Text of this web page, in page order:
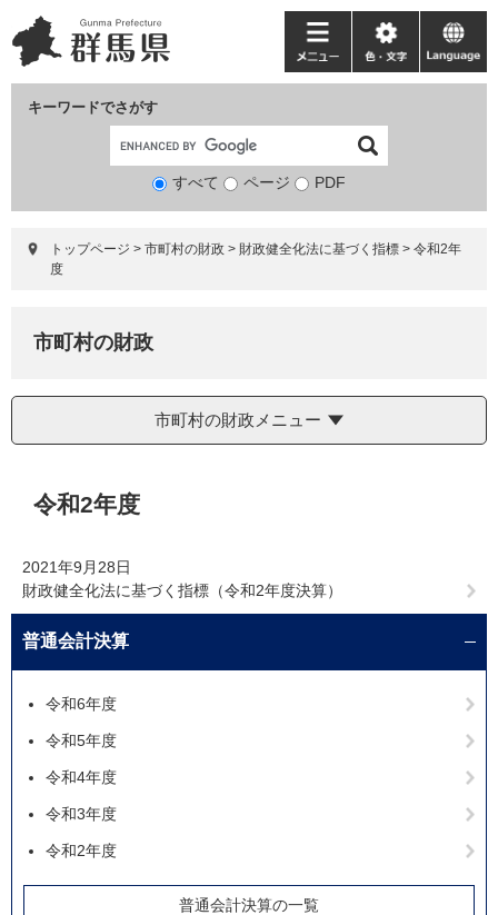
ー
ジ
ニ
ュ
て
キーワードでさがす
検
象
すべて ページ PDF
メ
ニ
ー
色・
文
language
トップページ > 市町村の財政 > 財政健全化法に基づく指標 > 令和2年
度
市町村の財政
市町村の財政メニュー
令和2年度
2021年9月28日
財政健全化法に基づく指標（令和2年度決算）
普通会計決算
令和6年度
令和5年度
令和4年度
令和3年度
令和2年度
普通会計決算の一覧